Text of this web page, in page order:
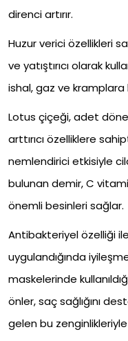
direnci artırır.
Huzur verici özellikleri
ve yatıştırıcı olarak
ishal, gaz ve kramplara
Lotus çiçeği, adet
arttırıcı özelliklere
nemlendirici etkisiyle
bulunan demir, C
önemli besinleri sağlar.
Antibakteriyel özelliği
uygulandığında
maskelerinde
önler, saç sağlığını
gelen bu zenginlikleriyle